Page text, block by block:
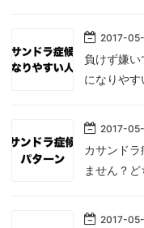
2017-05-
負けず嫌
になりやす
2017-05-
カサンド
ません？ど
2017-05-